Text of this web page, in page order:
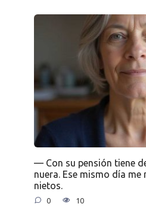
— Con su pensión tiene
nuera. Ese mismo día me
nietos.
0 10